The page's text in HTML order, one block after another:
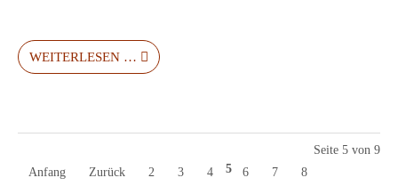
WEITERLESEN …
Seite 5 von 9
Anfang
Zurück 2 3 4 5 6 7
8